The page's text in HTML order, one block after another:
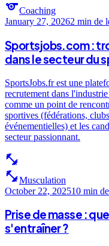
sportsCoaching
January 27, 20262 min de
Sportsjobs.com :
dans le secteur du
SportsJobs.fr est une
recrutement dans
comme un point de
sportives (fédérations,
événementielles) et les
secteur passionnant.
fitness_center
fitness_centerMusculation
October 22, 202510 min
Prise de masse :
s'entraîner ?